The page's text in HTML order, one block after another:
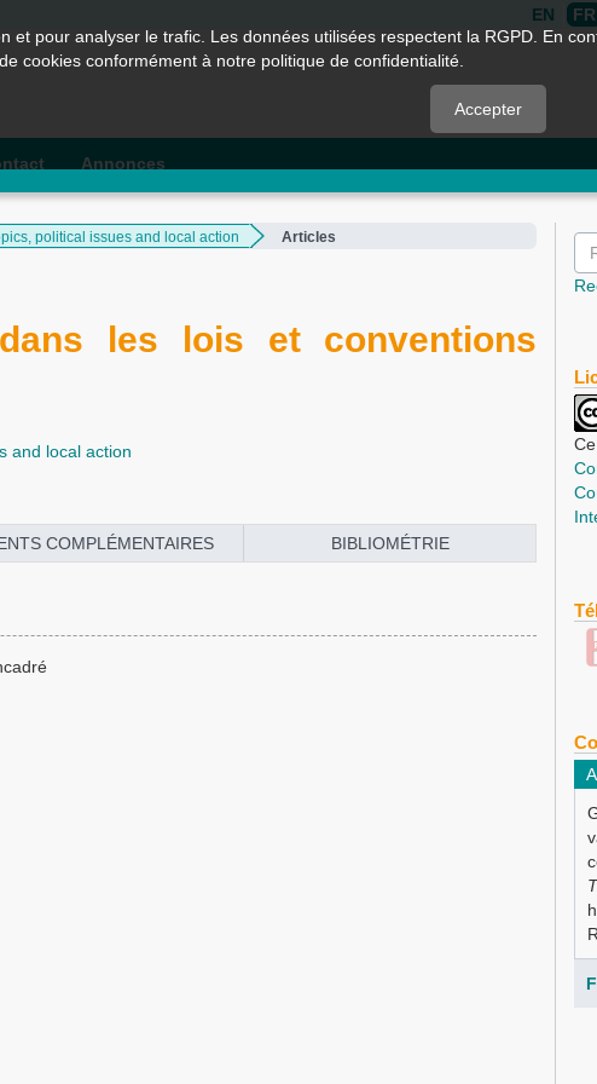
EN FR
Annonces
political issues and local action Articles
les lois et conventions
and local action
COMPLÉMENTAIRES BIBLIOMÉTRIE
pour analyser le trafic. Les données utilisées respectent la RGPD. En
cookies conformément à notre politique de confidentialité.
Accepter